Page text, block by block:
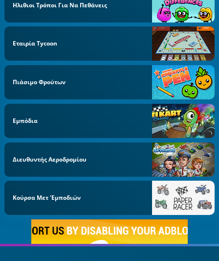
Ηλιθιοι Τρόποι Για Να Πεθάνεις
Εταιρία Tycoon
Πιάσιμο Φρούτων
Εμπόδια
Διευθυντής Αεροδρομίου
Κούρσα Μετ 'εμποδιών